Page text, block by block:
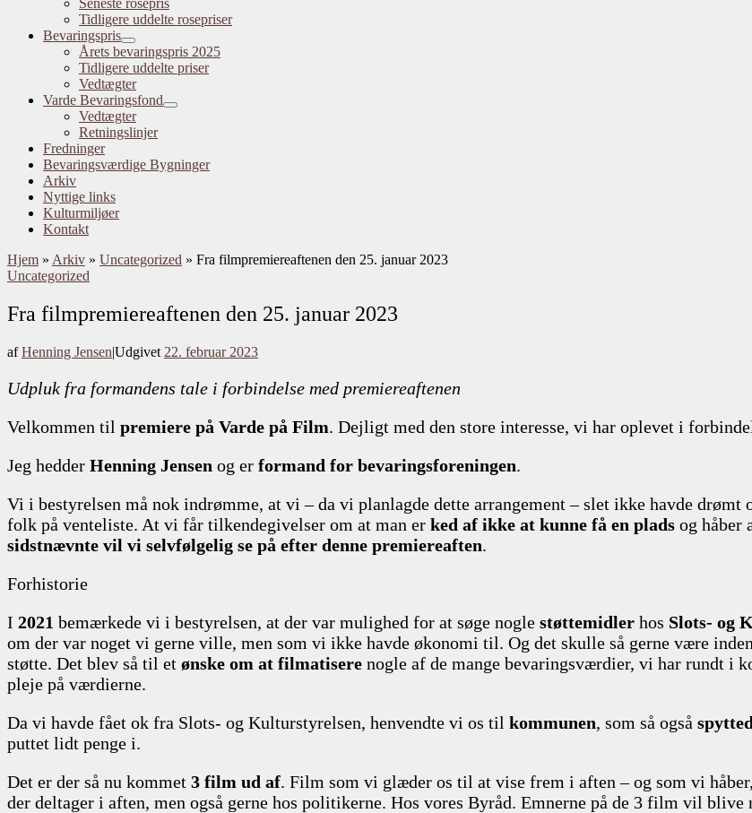
Seneste rosepris
Tidligere uddelte rosepriser
Bevaringspris
Årets bevaringspris 2025
Tidligere uddelte priser
Vedtægter
Varde Bevaringsfond
Vedtægter
Retningslinjer
Fredninger
Bevaringsværdige Bygninger
Arkiv
Nyttige links
Kulturmiljøer
Kontakt
Hjem » Arkiv » Uncategorized » Fra filmpremiereaftenen den 25. januar 2023
Uncategorized
Fra filmpremiereaftenen den 25. januar 2023
afHenning Jensen|Udgivet 22. februar 2023
Udpluk fra formandens tale i forbindelse med premiereaftenen
Velkommen til premiere på Varde på Film. Dejligt med den store interesse, vi har oplevet i
Jeg hedder Henning Jensen og er formand for bevaringsforeningen.
Vi i bestyrelsen må nok indrømme, at vi – da vi planlagde dette arrangement – slet ikke havde drømt
folk på venteliste. At vi får tilkendegivelser om at man er ked af ikke at kunne få en plads og håber
sidstnævnte vil vi selvfølgelig se på efter denne premiereaften.
Forhistorie
I 2021 bemærkede vi i bestyrelsen, at der var mulighed for at søge nogle støttemidler hos Slots- og
om der var noget vi gerne ville, men som vi ikke havde økonomi til. Og det skulle så gerne være
støtte. Det blev så til et ønske om at filmatisere nogle af de mange bevaringsværdier, vi har rundt i
pleje på værdierne.
Da vi havde fået ok fra Slots- og Kulturstyrelsen, henvendte vi os til kommunen, som så også
puttet lidt penge i.
Det er der så nu kommet 3 film ud af. Film som vi glæder os til at vise frem i aften – og som vi
der deltager i aften, men også gerne hos politikerne. Hos vores Byråd. Emnerne på de 3 film vil